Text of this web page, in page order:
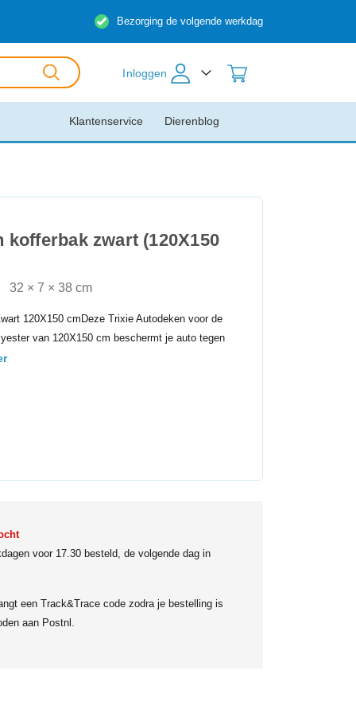
Bezorging de volgende werkdag
Inloggen
Dierenblog
Klantenservice
kofferbak zwart (120X150
32 × 7 × 38 cm
120X150 cmDeze Trixie Autodeken voor de
van 120X150 cm beschermt je auto tegen
voor 17.30 besteld, de volgende dag in
een Track&Trace code zodra je bestelling is
aan Postnl.